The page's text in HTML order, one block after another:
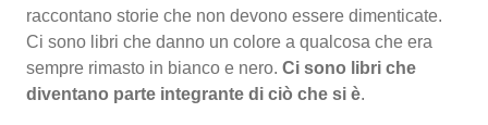
raccontano storie che non devono essere dimenticate.
Ci sono libri che danno un colore a qualcosa che era
sempre rimasto in bianco e nero. Ci sono libri che
diventano parte integrante di ciò che si è.